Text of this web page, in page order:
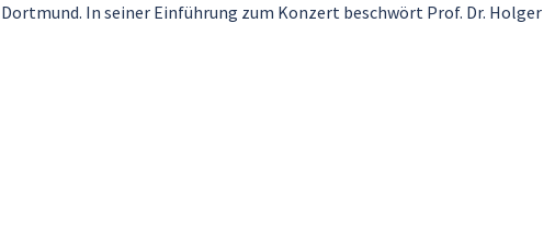
In seiner Einführung zum Konzert beschwört Prof. Dr. Holger